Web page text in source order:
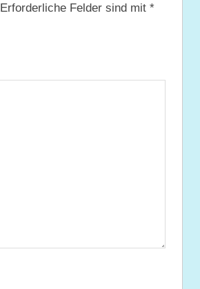
Erforderliche Felder sind mit *